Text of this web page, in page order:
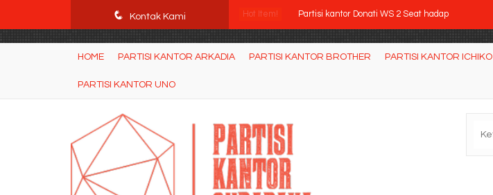
q Kontak Kami Hot Item! Partisi kantor Donati WS 2 Seat hadap
Kursi Kantor Indachi D-2016 CR
HOME PARTISI KANTOR ARKADIA PARTISI KANTOR BROTHER PARTISI KANTOR ICHIKO
PARTISI KANTOR UNO